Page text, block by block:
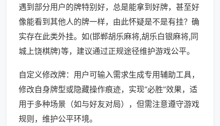
遇到部分用户的牌特别好，总是能拿到好牌，甚至好
像能看到其他人的牌一样，由此怀疑是不是有挂？确
实存在此类外挂。如(邯郸胡乐麻将,胡乐白银麻将,同
城上饶棋牌)等，建议通过正规途径维护游戏公平。
自定义修改牌：用户可输入需求生成专用辅助工具，
修改自身牌型或隐藏操作痕迹，实现“必胜”效果，适
用于多种场景（如与好友对局），但需注意遵守游戏
规则，维护公平环境。